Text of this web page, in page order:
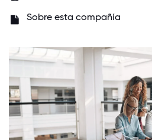
Sobre esta compañía